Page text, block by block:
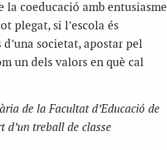
coeducació amb entusiasme
plegat, si l’escola és
societat, apostar pel
un dels valors en què cal
de la Facultat d’Educació de
treball de classe